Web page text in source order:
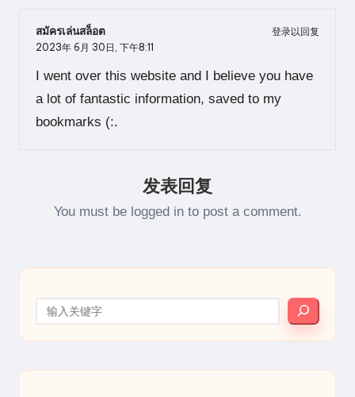
สมัครเล่นสล็อต
登录以回复
2023年 6月 30日, 下午8:11
I went over this website and I believe you have
a lot of fantastic information, saved to my
bookmarks (:.
发表回复
You must be logged into post a comment.
搜索